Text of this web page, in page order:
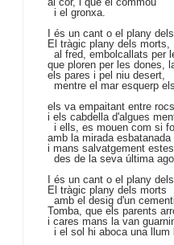
i el gronxa.
I és un cant o el plany
El tràgic plany dels morts,
al fred, embolcallats per
que ploren per les dones,
els pares i pel niu desert,
mentre el mar esquerp
els va empaitant entre
i els cabdella d'algues
i ells, es mouen com si
amb la mirada esbatanada
i mans salvatgement
des de la seva última
I és un cant o el plany
El tràgic plany dels morts
amb el desig d'un
Tomba, que els parents
i cares mans la van
i el sol hi aboca una llum